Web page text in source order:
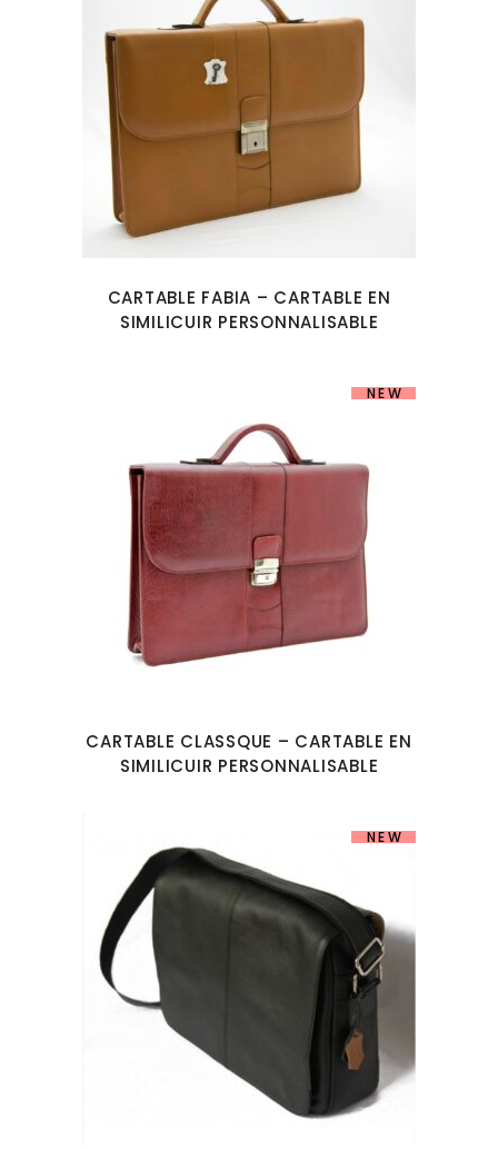
CARTABLE FABIA – CARTABLE EN
SIMILICUIR PERSONNALISABLE
NEW
CARTABLE CLASSQUE – CARTABLE EN
SIMILICUIR PERSONNALISABLE
NEW